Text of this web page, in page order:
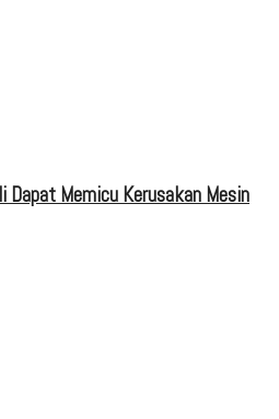
Dapat Memicu Kerusakan Mesin